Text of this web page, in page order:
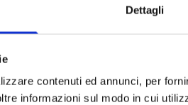
Dettagli
contenuti ed annunci, per
informazioni sul modo in cui